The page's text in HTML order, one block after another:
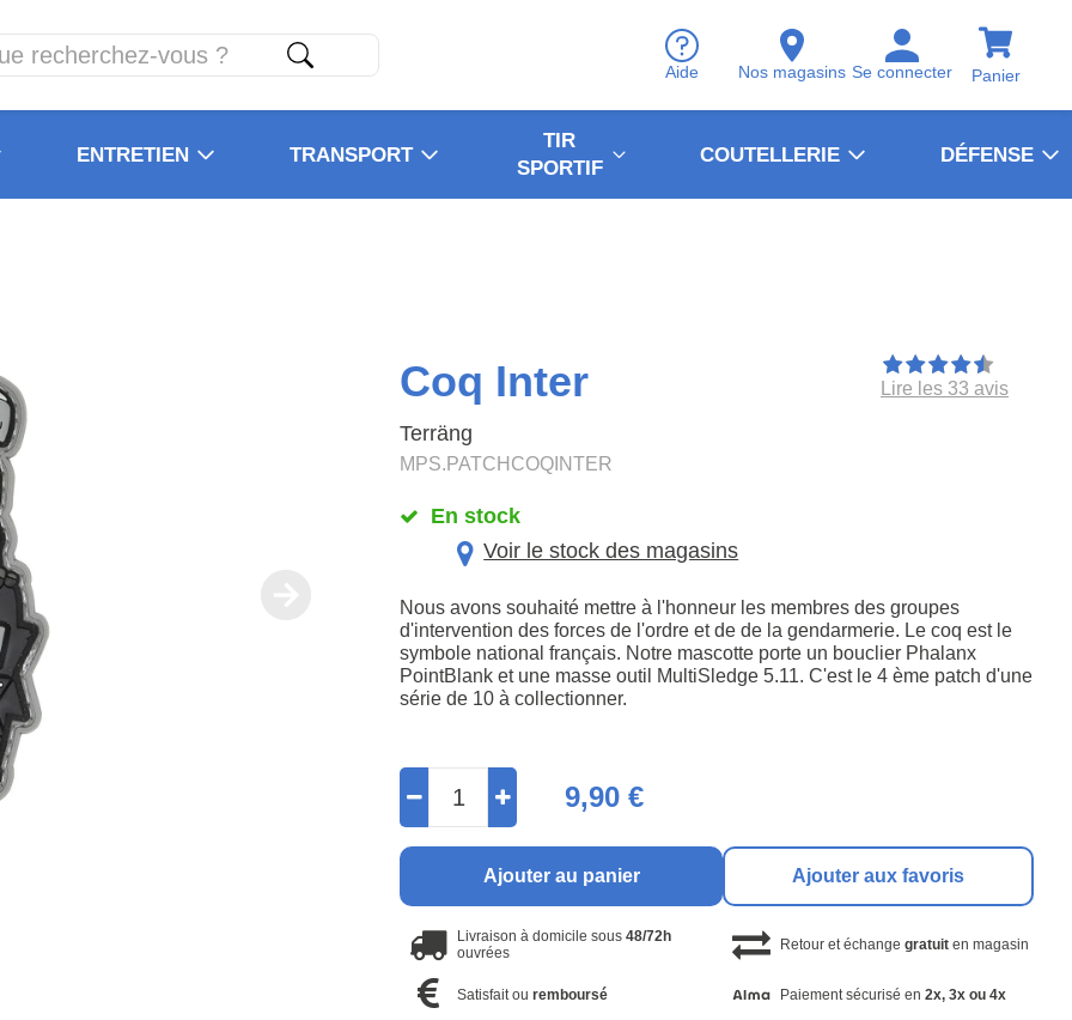
Aide Nos magasins Se connecter Panier
ENTRETIEN TRANSPORT
TIR
SPORTIF
COUTELLERIE DÉFENSE
Coq Inter
Terräng
MPS.PATCHCOQINTER
Lire les 33 avis
En stock
Voir le stock des magasins
Nous avons souhaité mettre à l'honneur les membres des groupes
d'intervention des forces de l'ordre et de de la gendarmerie. Le coq est le
symbole national français. Notre mascotte porte un bouclier Phalanx
PointBlank et une masse outil MultiSledge 5.11. C'est le 4 ème patch d'une
série de 10 à collectionner.
9,90 €
Ajouter au panier Ajouter aux favoris
Livraison à domicile sous48/72h
ouvrées
Retour et échange gratuiten magasin
Satisfait ouremboursé Paiement sécurisé en 2x, 3x ou 4x